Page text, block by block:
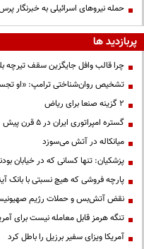
حمله نیروهای اسرائیلی به خبرنگار
پربازدید ها
چرا قالب وافل جایگزین سقف
تشخیص روان‌شناختی ترامپ: «او
۲ گزینه صنعا برای ریاض
گستره امپراتوری ایران در ۵ قرن پیش از میلاد؛ تصویری از ایران ۲۵ قرن پیش
میانکاله در آتش می‌سوزد
پزشکیان: تنها کسانی که در خیابان
پارچه فروشی که هیچ نسبتی با بانک
نقض آتش‌بس و حملات رژیم
تنگه هرمز قابل معامله نیست برای
آمریکا ویزای سفیر برزیل را باطل کرد